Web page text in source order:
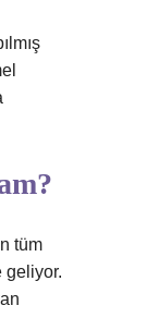
tüm
geliyor.